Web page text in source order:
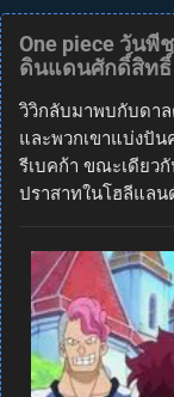
One piece วัน
ดินแดนศักดิ์สิทธิ์
วิวิกลับมาพบกับดา
และพวกเขาแบ่งปัน
รีเบคก้า ขณะเดียว
ปราสาทในโฮลีแล